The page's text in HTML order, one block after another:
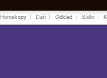
Horoskopy Daň Odklad Sídlo